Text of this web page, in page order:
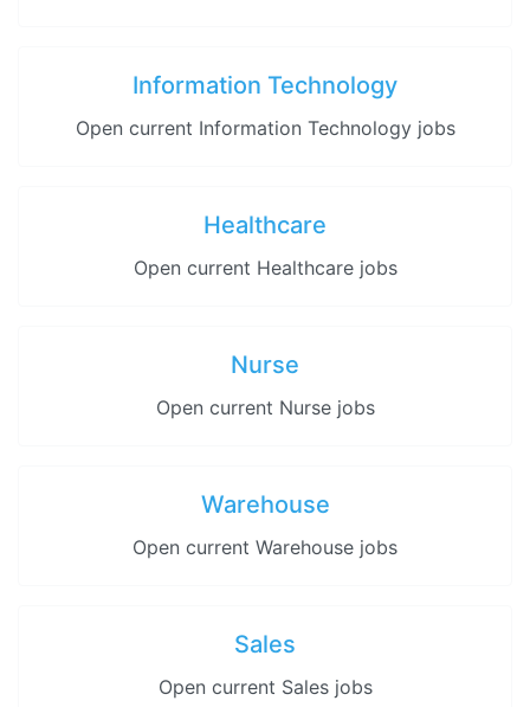
Information Technology
Open current Information Technology jobs
Healthcare
Open current Healthcare jobs
Nurse
Open current Nurse jobs
Warehouse
Open current Warehouse jobs
Sales
Open current Sales jobs